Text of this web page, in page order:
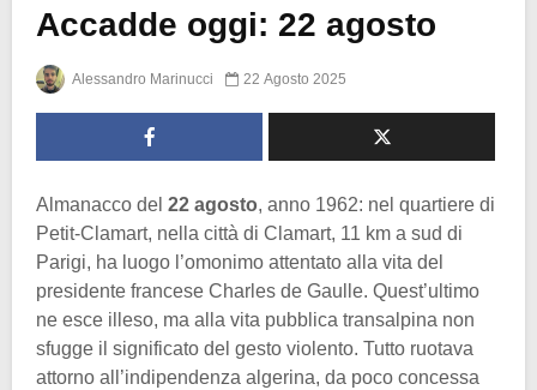
Accadde oggi: 22 agosto
Alessandro Marinucci 22 Agosto 2025
Almanacco del 22 agosto, anno 1962: nel quartiere di
Petit-Clamart, nella città di Clamart, 11 km a sud di
Parigi, ha luogo l’omonimo attentato alla vita del
presidente francese Charles de Gaulle. Quest’ultimo
ne esce illeso, ma alla vita pubblica transalpina non
sfugge il significato del gesto violento. Tutto ruotava
attorno all’indipendenza algerina, da poco concessa